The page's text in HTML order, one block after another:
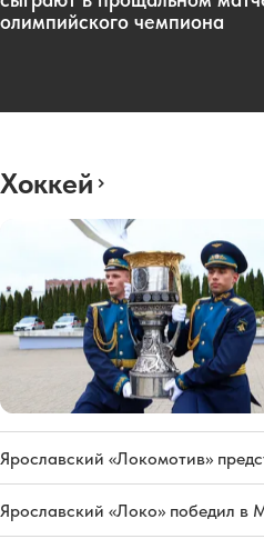
олимпийского чемпиона
Хоккей
Ярославский «Локомотив»
Ярославский «Локо» победил в